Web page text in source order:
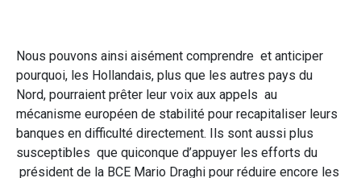
Nous pouvons ainsi aisément comprendre et anticiper
pourquoi, les Hollandais, plus que les autres pays du
Nord, pourraient prêter leur voix aux appels au
mécanisme européen de stabilité pour recapitaliser leurs
banques en difficulté directement. Ils sont aussi plus
susceptibles que quiconque d’appuyer les efforts du
président de la BCE Mario Draghi pour réduire encore les